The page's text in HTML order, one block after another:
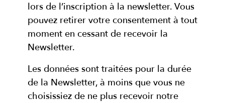
lors de l’inscription à la newsletter. Vous
pouvez retirer votre consentement à tout
moment en cessant de recevoir la
Newsletter.
Les données sont traitées pour la durée
de la Newsletter, à moins que vous ne
choisissiez de ne plus recevoir notre